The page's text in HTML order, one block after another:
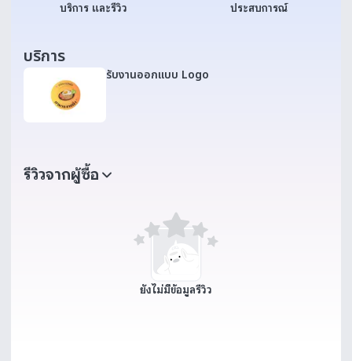
บริการ และรีวิว ประสบการณ์
บริการ
รับงานออกแบบ Logo
รีวิวจากผู้ซื้อ
ยังไม่มีข้อมูลรีวิว